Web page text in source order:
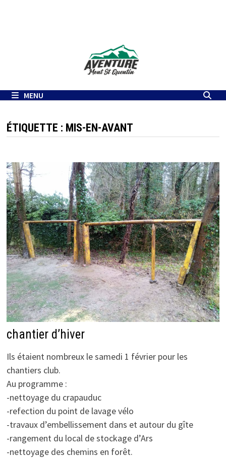
MENU
ÉTIQUETTE : MIS-EN-AVANT
chantier d’hiver
Ils étaient nombreux le samedi 1 février pour les
chantiers club.
Au programme :
-nettoyage du crapauduc
-refection du point de lavage vélo
-travaux d’embellissement dans et autour du gîte
-rangement du local de stockage d’Ars
-nettoyage des chemins en forêt.